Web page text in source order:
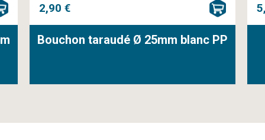
2,90 €
Bouchon taraudé Ø 25mm blanc PP